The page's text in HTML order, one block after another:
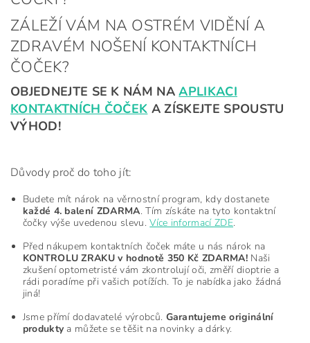
ZÁLEŽÍ VÁM NA OSTRÉM VIDĚNÍ A
ZDRAVÉM NOŠENÍ KONTAKTNÍCH
ČOČEK?
OBJEDNEJTE SE K NÁM NAAPLIKACI
KONTAKTNÍCH ČOČEK A ZÍSKEJTE SPOUSTU
VÝHOD!
Důvody proč do toho jít:
Budete mít nárok na věrnostní program, kdy dostanete
každé 4. balení ZDARMA. Tím získáte na tyto kontaktní
čočky výše uvedenou slevu.Více informací ZDE.
Před nákupem kontaktních čoček máte u nás nárok na
KONTROLU ZRAKU v hodnotě 350 Kč ZDARMA! Naši
zkušení optometristé vám zkontrolují oči, změří dioptrie a
rádi poradíme při vašich potížích. To je nabídka jako žádná
jiná!
Jsme přímí dodavatelé výrobců. Garantujeme originální
produkty a můžete se těšit na novinky a dárky.